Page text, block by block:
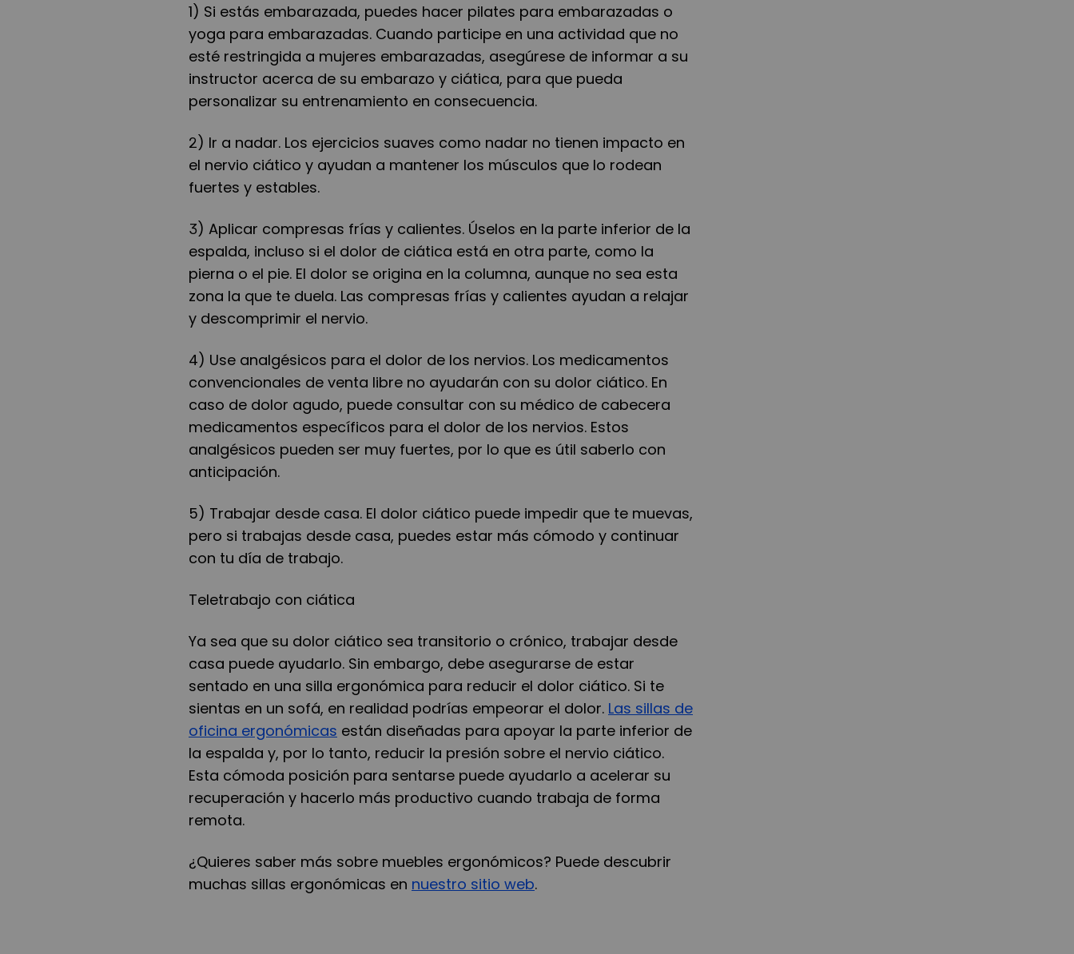
1) Si estás embarazada, puedes hacer pilates para embarazadas o
yoga para embarazadas. Cuando participe en una actividad que no
esté restringida a mujeres embarazadas, asegúrese de informar a su
instructor acerca de su embarazo y ciática, para que pueda
personalizar su entrenamiento en consecuencia.
2) Ir a nadar. Los ejercicios suaves como nadar no tienen impacto en
el nervio ciático y ayudan a mantener los músculos que lo rodean
fuertes y estables.
3) Aplicar compresas frías y calientes. Úselos en la parte inferior de la
espalda, incluso si el dolor de ciática está en otra parte, como la
pierna o el pie. El dolor se origina en la columna, aunque no sea esta
zona la que te duela. Las compresas frías y calientes ayudan a relajar
y descomprimir el nervio.
4) Use analgésicos para el dolor de los nervios. Los medicamentos
convencionales de venta libre no ayudarán con su dolor ciático. En
caso de dolor agudo, puede consultar con su médico de cabecera
medicamentos específicos para el dolor de los nervios. Estos
analgésicos pueden ser muy fuertes, por lo que es útil saberlo con
anticipación.
5) Trabajar desde casa. El dolor ciático puede impedir que te muevas,
pero si trabajas desde casa, puedes estar más cómodo y continuar
con tu día de trabajo.
Teletrabajo con ciática
Ya sea que su dolor ciático sea transitorio o crónico, trabajar desde
casa puede ayudarlo. Sin embargo, debe asegurarse de estar
sentado en una silla ergonómica para reducir el dolor ciático. Si te
sientas en un sofá, en realidad podrías empeorar el dolor. Las sillas de
oficina ergonómicas están diseñadas para apoyar la parte inferior de
la espalda y, por lo tanto, reducir la presión sobre el nervio ciático.
Esta cómoda posición para sentarse puede ayudarlo a acelerar su
recuperación y hacerlo más productivo cuando trabaja de forma
remota.
¿Quieres saber más sobre muebles ergonómicos? Puede descubrir
muchas sillas ergonómicas en nuestro sitio web.